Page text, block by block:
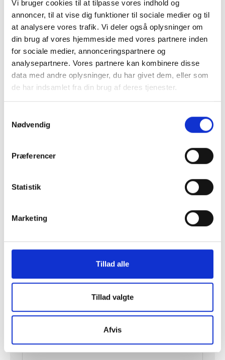
Vi bruger cookies til at tilpasse vores indhold og
annoncer, til at vise dig funktioner til sociale medier og til
at analysere vores trafik. Vi deler også oplysninger om
din brug af vores hjemmeside med vores partnere inden
for sociale medier, annonceringspartnere og
analysepartnere. Vores partnere kan kombinere disse
data med andre oplysninger, du har givet dem, eller som
de har indsamlet fra din brug af deres tjenester.
Nødvendig
Præferencer
Statistik
Marketing
Tillad alle
Tillad valgte
Afvis
Dimensionsgivende spildevandsstrøm pr. pumpe
(L/sek)
Trykrør efter brønden
Længde/flyt (m.)
Geometriskløftehøjde (m.)
Niveauvipper
Tryktransmitter
Krav om udgang til videre kommunikation
Anden information
Ønske til pumpefabrikat
Andre ønsker/kommentarer